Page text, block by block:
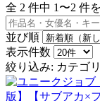
全 2 件中 1〜2 件
並び順
表示件数
絞り込み: カテゴ